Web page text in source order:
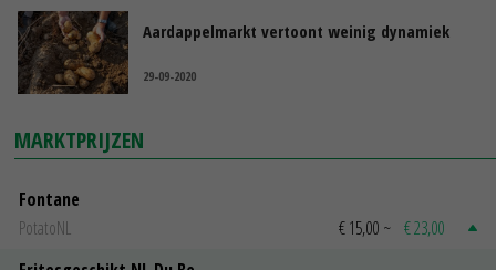
Aardappelmarkt vertoont weinig dynamiek
29-09-2020
MARKTPRIJZEN
Fontane
PotatoNL
€ 15,00 ~ € 23,00